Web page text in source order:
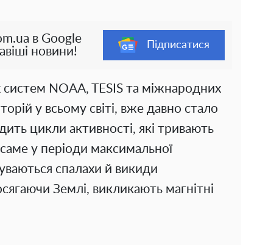
в Google
новини!
Підписатися
NOAA, TESIS та міжнародних
у всьому світі, вже давно стало
цикли активності, які тривають
у періоди максимальної
спалахи й викиди
Землі, викликають магнітні